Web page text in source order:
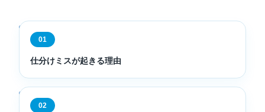
01
仕分けミスが起きる理由
02